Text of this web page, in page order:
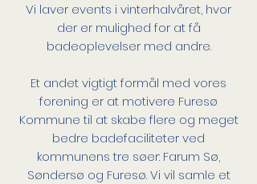
Vi laver events i vinterhalvåret, hvor
der er mulighed for at få
badeoplevelser med andre.
Et andet vigtigt formål med vores
forening er at motivere Furesø
Kommune til at skabe flere og meget
bedre badefaciliteter ved
kommunens tre søer: Farum Sø,
Søndersø og Furesø. Vi vil samle et